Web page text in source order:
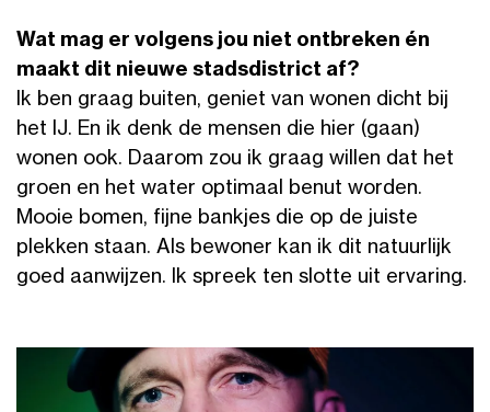
Wat mag er volgens jou niet ontbreken én
maakt dit nieuwe stadsdistrict af?
Ik ben graag buiten, geniet van wonen dicht bij
het IJ. En ik denk de mensen die hier (gaan)
wonen ook. Daarom zou ik graag willen dat het
groen en het water optimaal benut worden.
Mooie bomen, fijne bankjes die op de juiste
plekken staan. Als bewoner kan ik dit natuurlijk
goed aanwijzen. Ik spreek ten slotte uit ervaring.